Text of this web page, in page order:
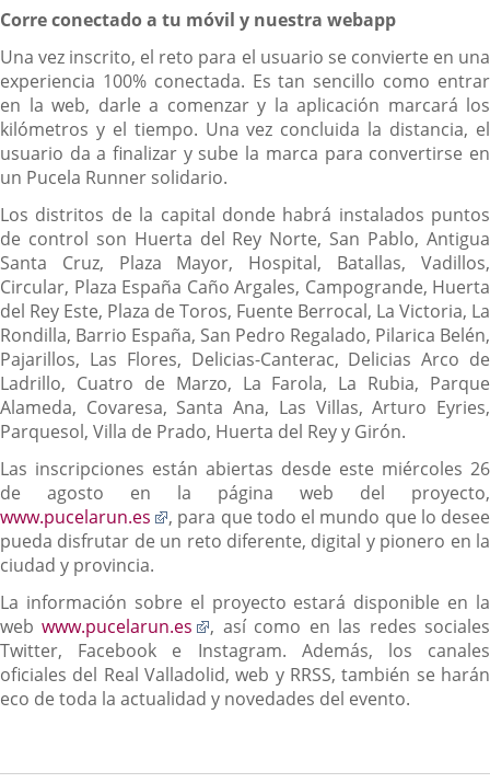
Corre conectado a tu móvil y nuestra webapp
Una vez inscrito, el reto para el usuario se convierte en una
experiencia 100% conectada. Es tan sencillo como entrar
en la web, darle a comenzar y la aplicación marcará los
kilómetros y el tiempo. Una vez concluida la distancia, el
usuario da a finalizar y sube la marca para convertirse en
un Pucela Runner solidario.
Los distritos de la capital donde habrá instalados puntos
de control son Huerta del Rey Norte, San Pablo, Antigua
Santa Cruz, Plaza Mayor, Hospital, Batallas, Vadillos,
Circular, Plaza España Caño Argales, Campogrande, Huerta
del Rey Este, Plaza de Toros, Fuente Berrocal, La Victoria, La
Rondilla, Barrio España, San Pedro Regalado, Pilarica Belén,
Pajarillos, Las Flores, Delicias-Canterac, Delicias Arco de
Ladrillo, Cuatro de Marzo, La Farola, La Rubia, Parque
Alameda, Covaresa, Santa Ana, Las Villas, Arturo Eyries,
Parquesol, Villa de Prado, Huerta del Rey y Girón.
Las inscripciones están abiertas desde este miércoles 26
de agosto en la página web del proyecto,
www.pucelarun.es
Enlace
a
externa.
, para que todo el mundo que lo desee
pueda disfrutar de un reto diferente, digital y pionero en la
ciudad y provincia.
La información sobre el proyecto estará disponible en la
webwww.pucelarun.es
Enlace
a
una
aplicación
, así como en las redes sociales
Twitter, Facebook e Instagram. Además, los canales
oficiales del Real Valladolid, web y RRSS, también se harán
eco de toda la actualidad y novedades del evento.